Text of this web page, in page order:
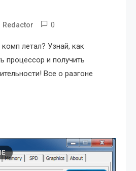
Redactor 0
летал? Узнай, как
процессор и получить
Все о разгоне